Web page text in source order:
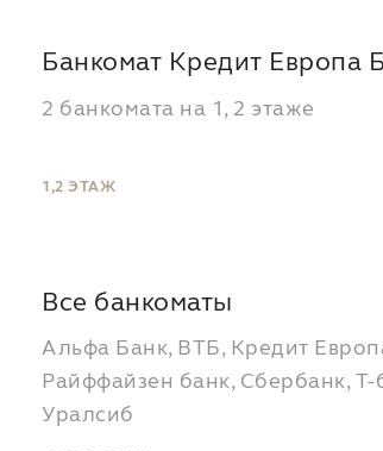
Банкомат Кредит Европа
2 банкомата на 1, 2 этаже
1,2 ЭТАЖ
Все банкоматы
Альфа Банк, ВТБ, Кредит
Райффайзен банк, Сбербанк, Т-
Уралсиб